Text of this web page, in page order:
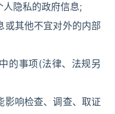
隐私的政府信息;
或其他不宜对外的内部
的事项(法律、法规另
影响检查、调查、取证